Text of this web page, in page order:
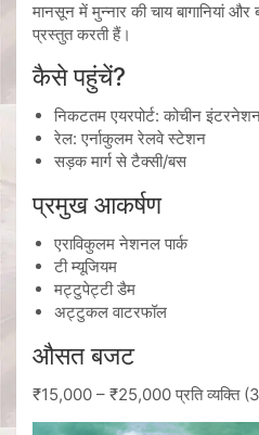
मानसून में मुन्नार की चाय बागानियां और
प्रस्तुत करती हैं।
कैसे पहुंचें?
निकटतम एयरपोर्ट:कोचीन
रेल: एर्नाकुलम रेलवे स्टेशन
सड़क मार्ग से टैक्सी/बस
प्रमुख आकर्षण
एराविकुलम नेशनल पार्क
टी म्यूजियम
मट्टुपेट्टी डैम
अट्टुकल वाटरफॉल
औसत बजट
₹15,000 – ₹25,000 प्रति व्यक्ति